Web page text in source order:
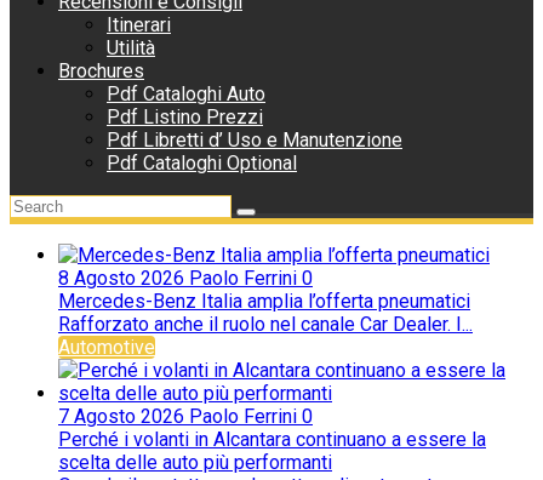
Itinerari
Utilità
Brochures
Pdf Cataloghi Auto
Pdf Listino Prezzi
Pdf Libretti d’ Uso e Manutenzione
Pdf Cataloghi Optional
8 Agosto 2026 Paolo Ferrini 0
Mercedes-Benz Italia amplia l’offerta pneumatici
Rafforzato anche il ruolo nel canale Car Dealer. I...
Automotive
7 Agosto 2026 Paolo Ferrini 0
Perché i volanti in Alcantara continuano a essere la
scelta delle auto più performanti